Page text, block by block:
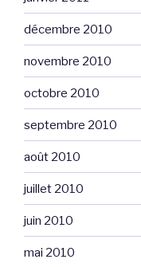
décembre 2010
novembre 2010
octobre 2010
septembre 2010
août 2010
juillet 2010
juin 2010
mai 2010